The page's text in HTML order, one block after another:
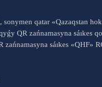
qatar «Qazaqstan
QR zańnamasyna sáıkes
sáıkes «QHF»